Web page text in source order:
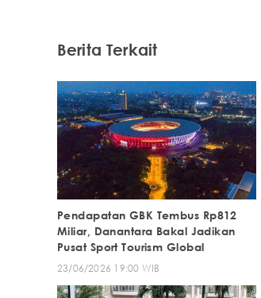
Berita Terkait
Pendapatan GBK Tembus Rp812
Miliar, Danantara Bakal Jadikan
Pusat Sport Tourism Global
23/06/2026 19:00 WIB